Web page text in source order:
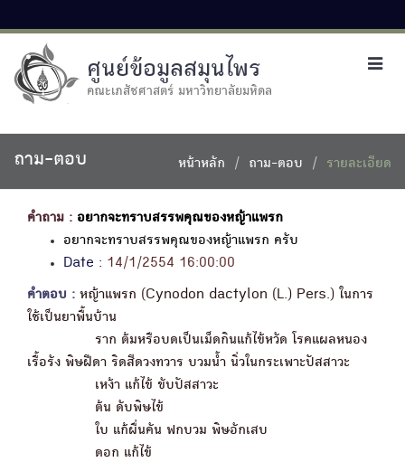
ศูนย์ข้อมูลสมุนไพร
คณะเภสัชศาสตร์ มหาวิทยาลัยมหิดล
ถาม-ตอบ หน้าหลัก ถาม-ตอบ รายละเอียด
คำถาม : อยากจะทราบสรรพคุณของหญ้าแพรก
อยากจะทราบสรรพคุณของหญ้าแพรก ครับ
Date : 14/1/2554 16:00:00
คำตอบ : หญ้าแพรก (Cynodon dactylon (L.) Pers.) ในการ
ใช้เป็นยาพื้นบ้าน
ราก ต้มหรือบดเป็นเม็ดกินแก้ไข้หวัด โรคแผลหนอง
เรื้อรัง พิษฝีดา ริดสีดวงทวาร บวมน้ำ นิ่วในกระเพาะปัสสาวะ
เหง้า แก้ไข้ ขับปัสสาวะ
ต้น ดับพิษไข้
ใบ แก้ผื่นคัน ฟกบวม พิษอักเสบ
ดอก แก้ไข้